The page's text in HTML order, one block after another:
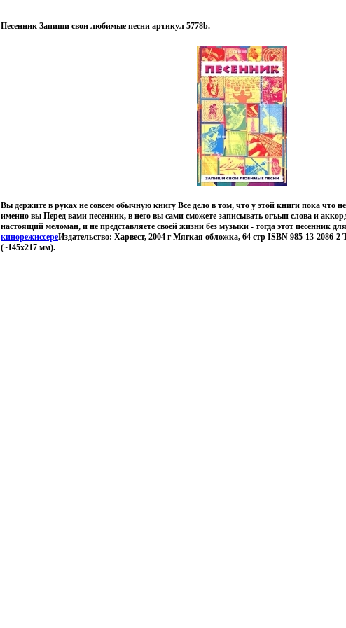
Песенник Запиши свои любимые песни артикул 5778b.
Вы держите в руках не совсем обычную книгу Все дело в том, что у этой книги пока что
именно вы Перед вами песенник, в него вы сами сможете записывать огъып слова и
настоящий меломан, и не представляете своей жизни без музыки - тогда этот песенник
кинорежиссереИздательство: Харвест, 2004 г Мягкая обложка, 64 стр ISBN 985-13-2086-
(~145х217 мм).